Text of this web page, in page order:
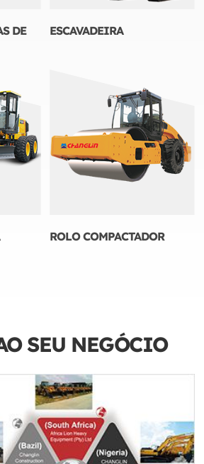
DE
ESCAVADEIRA
ROLO COMPACTADOR
SEU NEGÓCIO